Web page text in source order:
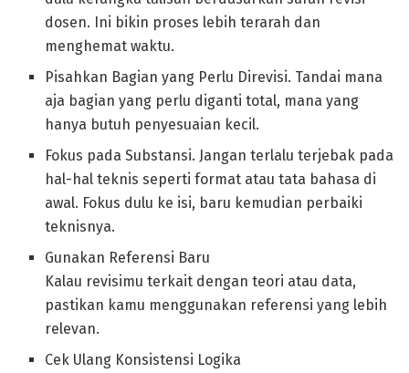
dosen. Ini bikin proses lebih terarah dan
menghemat waktu.
Pisahkan Bagian yang Perlu Direvisi. Tandai mana
aja bagian yang perlu diganti total, mana yang
hanya butuh penyesuaian kecil.
Fokus pada Substansi. Jangan terlalu terjebak pada
hal-hal teknis seperti format atau tata bahasa di
awal. Fokus dulu ke isi, baru kemudian perbaiki
teknisnya.
Gunakan Referensi Baru
Kalau revisimu terkait dengan teori atau data,
pastikan kamu menggunakan referensi yang lebih
relevan.
Cek Ulang Konsistensi Logika